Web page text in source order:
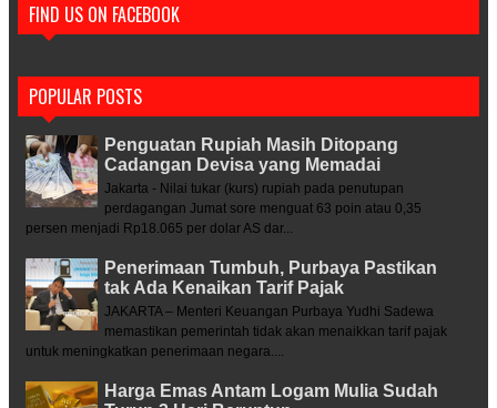
FIND US ON FACEBOOK
POPULAR POSTS
Penguatan Rupiah Masih Ditopang
Cadangan Devisa yang Memadai
Jakarta - Nilai tukar (kurs) rupiah pada penutupan
perdagangan Jumat sore menguat 63 poin atau 0,35
persen menjadi Rp18.065 per dolar AS dar...
Penerimaan Tumbuh, Purbaya Pastikan
tak Ada Kenaikan Tarif Pajak
JAKARTA – Menteri Keuangan Purbaya Yudhi Sadewa
memastikan pemerintah tidak akan menaikkan tarif pajak
untuk meningkatkan penerimaan negara....
Harga Emas Antam Logam Mulia Sudah